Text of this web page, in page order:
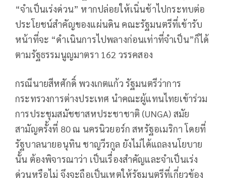
“จำเป็นเร่งด่วน” หากปล่อยให้เนิ่นช้าไปกระทบต่อ
ประโยชน์สำคัญของแผ่นดิน คณะรัฐมนตรีที่เข้ารับ
หน้าที่จะ “ดำเนินการไปพลางก่อนเท่าที่จำเป็น”ก็ได้
ตามรัฐธรรมนูญมาตรา 162 วรรคสอง
กรณีนายสีหศักดิ์ พวงเกตแก้ว รัฐมนตรีว่าการ
กระทรวงการต่างประเทศ นำคณะผู้แทนไทยเข้าร่วม
การประชุมสมัชชาสหประชาชาติ (UNGA) สมัย
สามัญครั้งที่ 80 ณ นครนิวยอร์ก สหรัฐอเมริกา โดยที่
รัฐบาลนายอนุทิน ชาญวีรกูล ยังไม่ได้แถลงนโยบาย
นั้น ต้องพิจารณาว่า เป็นเรื่องสำคัญและจำเป็นเร่ง
ด่วนหรือไม่ จึงจะถือเป็นเหตุให้รัฐมนตรีที่เกี่ยวข้อง